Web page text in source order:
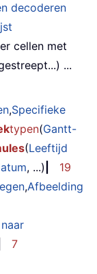
decoderen
cellen met
...
,Specifieke
typen(Gantt-
(Leeftijd
, ...)
19
,Afbeelding
7